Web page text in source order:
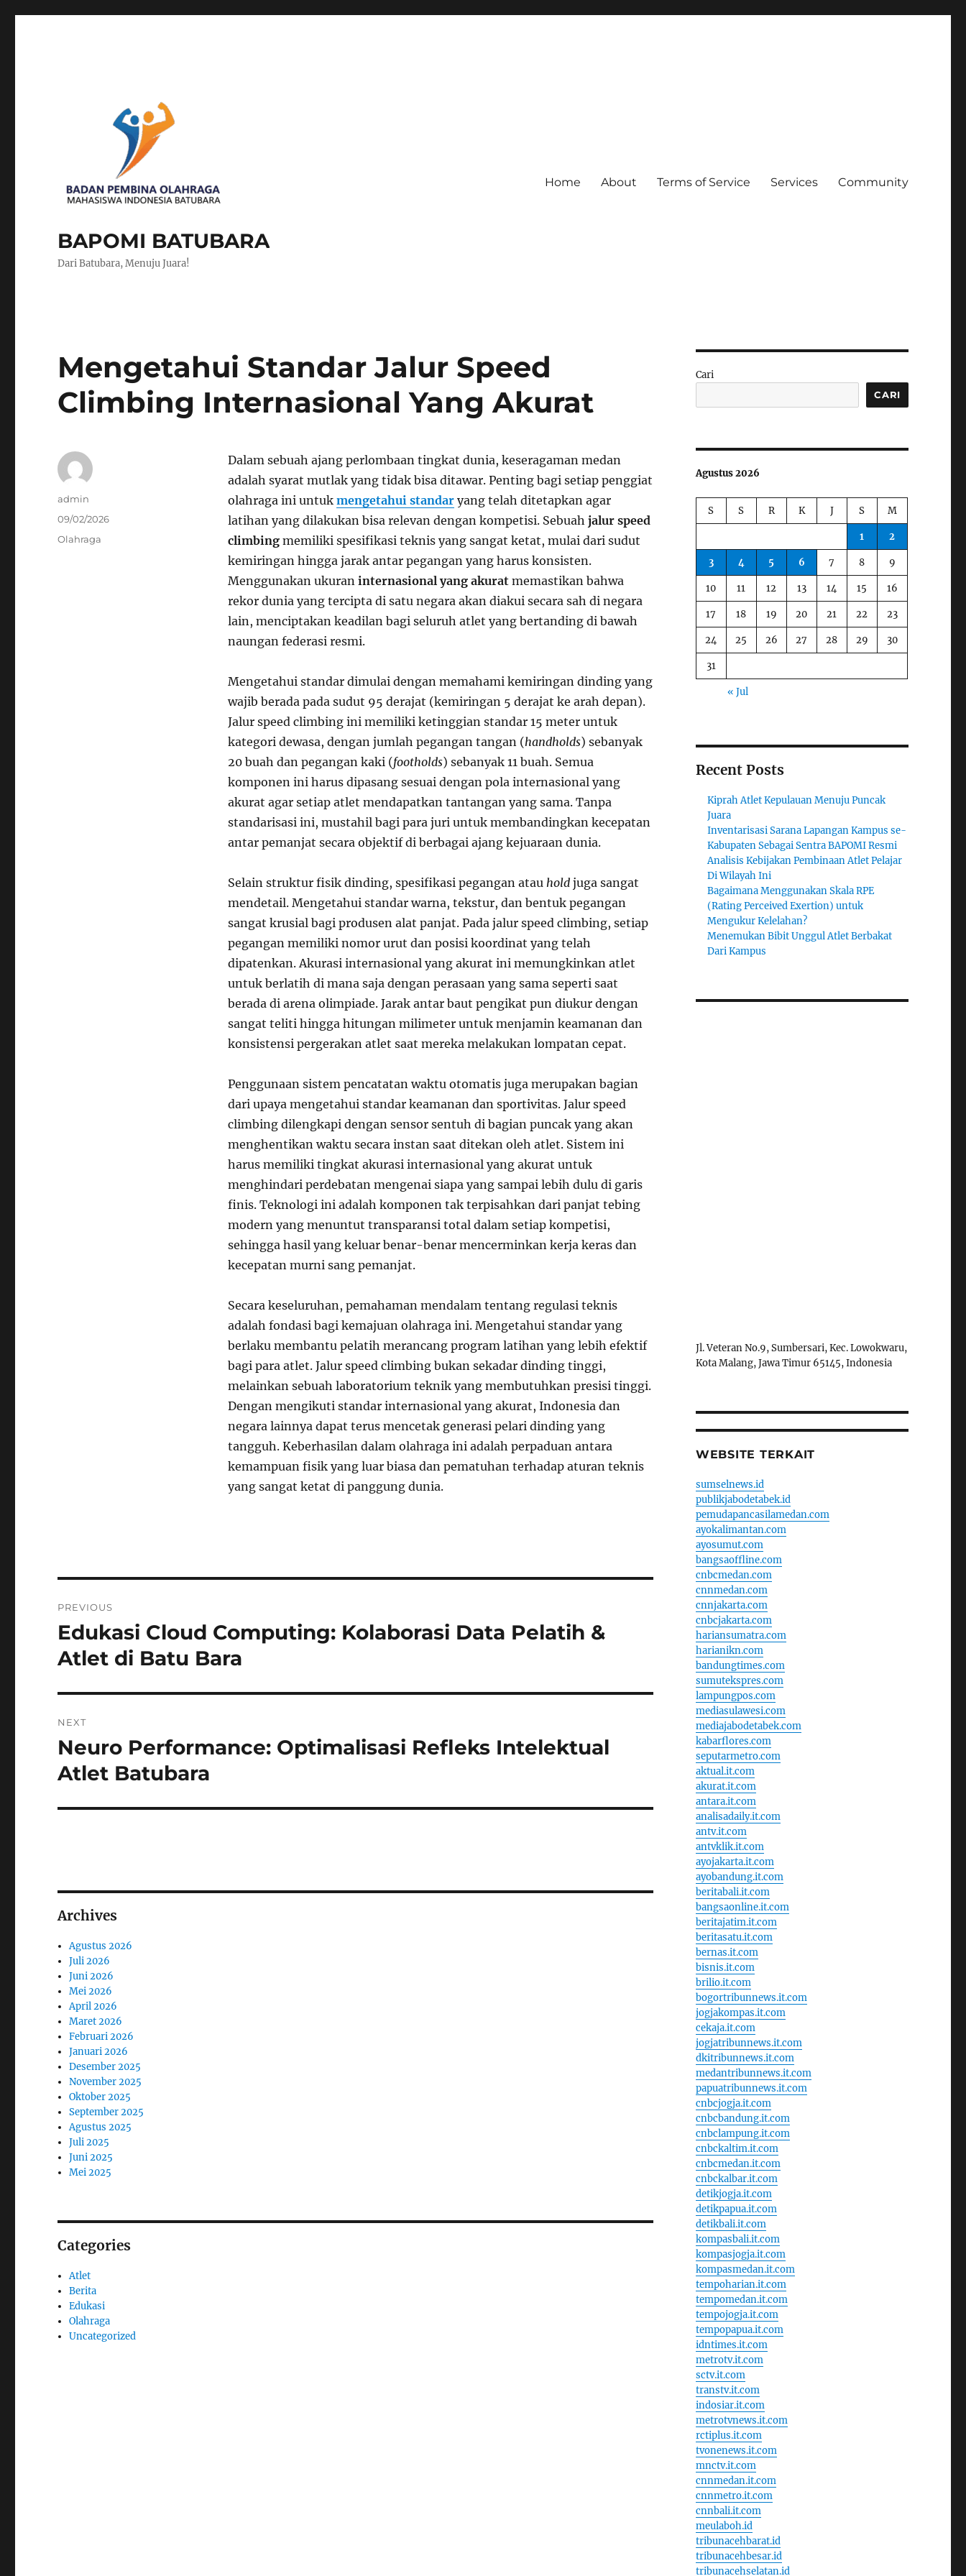
BAPOMI BATUBARA
Dari Batubara, Menuju Juara!
Home About Terms of Service Services Community
Mengetahui Standar Jalur Speed
Climbing Internasional Yang Akurat
Dalam sebuah ajang perlombaan tingkat dunia, keseragaman medan
adalah syarat mutlak yang tidak bisa ditawar. Penting bagi setiap penggiat
olahraga ini untuk mengetahui standaryang telah ditetapkan agar
latihan yang dilakukan bisa relevan dengan kompetisi. Sebuah jalur speed
climbingmemiliki spesifikasi teknis yang sangat ketat, mulai dari sudut
kemiringan hingga jarak antar pegangan yang harus konsisten.
Menggunakan ukuran internasional yang akuratmemastikan bahwa
rekor dunia yang tercipta di satu negara akan diakui secara sah di negara
lain, menciptakan keadilan bagi seluruh atlet yang bertanding di bawah
naungan federasi resmi.
Mengetahui standar dimulai dengan memahami kemiringan dinding yang
wajib berada pada sudut 95 derajat (kemiringan 5 derajat ke arah depan).
Jalur speed climbing ini memiliki ketinggian standar 15 meter untuk
kategori dewasa, dengan jumlah pegangan tangan (handholds) sebanyak
20 buah dan pegangan kaki (footholds) sebanyak 11 buah. Semua
komponen ini harus dipasang sesuai dengan pola internasional yang
akurat agar setiap atlet mendapatkan tantangan yang sama. Tanpa
standarisasi ini, mustahil bagi para juri untuk membandingkan kecepatan
antar pemanjat secara objektif di berbagai ajang kejuaraan dunia.
Selain struktur fisik dinding, spesifikasi pegangan atau holdjuga sangat
mendetail. Mengetahui standar warna, tekstur, dan bentuk pegangan
sangat krusial bagi produsen alat panjat. Pada jalur speed climbing, setiap
pegangan memiliki nomor urut dan posisi koordinat yang telah
dipatenkan. Akurasi internasional yang akurat ini memungkinkan atlet
untuk berlatih di mana saja dengan perasaan yang sama seperti saat
berada di arena olimpiade. Jarak antar baut pengikat pun diukur dengan
sangat teliti hingga hitungan milimeter untuk menjamin keamanan dan
konsistensi pergerakan atlet saat mereka melakukan lompatan cepat.
Penggunaan sistem pencatatan waktu otomatis juga merupakan bagian
dari upaya mengetahui standar keamanan dan sportivitas. Jalur speed
climbing dilengkapi dengan sensor sentuh di bagian puncak yang akan
menghentikan waktu secara instan saat ditekan oleh atlet. Sistem ini
harus memiliki tingkat akurasi internasional yang akurat untuk
menghindari perdebatan mengenai siapa yang sampai lebih dulu di garis
finis. Teknologi ini adalah komponen tak terpisahkan dari panjat tebing
modern yang menuntut transparansi total dalam setiap kompetisi,
sehingga hasil yang keluar benar-benar mencerminkan kerja keras dan
kecepatan murni sang pemanjat.
Secara keseluruhan, pemahaman mendalam tentang regulasi teknis
adalah fondasi bagi kemajuan olahraga ini. Mengetahui standar yang
berlaku membantu pelatih merancang program latihan yang lebih efektif
bagi para atlet. Jalur speed climbing bukan sekadar dinding tinggi,
melainkan sebuah laboratorium teknik yang membutuhkan presisi tinggi.
Dengan mengikuti standar internasional yang akurat, Indonesia dan
negara lainnya dapat terus mencetak generasi pelari dinding yang
tangguh. Keberhasilan dalam olahraga ini adalah perpaduan antara
kemampuan fisik yang luar biasa dan pematuhan terhadap aturan teknis
yang sangat ketat di panggung dunia.
Author
admin
Posted
on
09/02/2026
Categories
Olahraga
pos
PREVIOUS
Previous
post:
Edukasi Cloud Computing: Kolaborasi Data Pelatih &
Atlet di Batu Bara
NEXT
Next
post:
Neuro Performance: Optimalisasi Refleks Intelektual
Atlet Batubara
Archives
Agustus 2026
Juli 2026
Juni 2026
Mei 2026
April 2026
Maret 2026
Februari 2026
Januari 2026
Desember 2025
November 2025
Oktober 2025
September 2025
Agustus 2025
Juli 2025
Juni 2025
Mei 2025
Categories
Atlet
Berita
Edukasi
Olahraga
Uncategorized
Cari
CARI
Agustus 2026
S S R K J S M
1 2
3 4 5 6 7 8 9
10 11 12 13 14 15 16
17 18 19 20 21 22 23
24 25 26 27 28 29 30
31
« Jul
Recent Posts
Kiprah Atlet Kepulauan Menuju Puncak
Juara
Inventarisasi Sarana Lapangan Kampus se-
Kabupaten Sebagai Sentra BAPOMI Resmi
Analisis Kebijakan Pembinaan Atlet Pelajar
Di Wilayah Ini
Bagaimana Menggunakan Skala RPE
(Rating Perceived Exertion) untuk
Mengukur Kelelahan?
Menemukan Bibit Unggul Atlet Berbakat
Dari Kampus
Jl. Veteran No.9, Sumbersari, Kec. Lowokwaru,
Kota Malang, Jawa Timur 65145, Indonesia
WEBSITE TERKAIT
sumselnews.id
publikjabodetabek.id
pemudapancasilamedan.com
ayokalimantan.com
ayosumut.com
bangsaoffline.com
cnbcmedan.com
cnnmedan.com
cnnjakarta.com
cnbcjakarta.com
hariansumatra.com
harianikn.com
bandungtimes.com
sumutekspres.com
lampungpos.com
mediasulawesi.com
mediajabodetabek.com
kabarflores.com
seputarmetro.com
aktual.it.com
akurat.it.com
antara.it.com
analisadaily.it.com
antv.it.com
antvklik.it.com
ayojakarta.it.com
ayobandung.it.com
beritabali.it.com
bangsaonline.it.com
beritajatim.it.com
beritasatu.it.com
bernas.it.com
bisnis.it.com
brilio.it.com
bogortribunnews.it.com
jogjakompas.it.com
cekaja.it.com
jogjatribunnews.it.com
dkitribunnews.it.com
medantribunnews.it.com
papuatribunnews.it.com
cnbcjogja.it.com
cnbcbandung.it.com
cnbclampung.it.com
cnbckaltim.it.com
cnbcmedan.it.com
cnbckalbar.it.com
detikjogja.it.com
detikpapua.it.com
detikbali.it.com
kompasbali.it.com
kompasjogja.it.com
kompasmedan.it.com
tempoharian.it.com
tempomedan.it.com
tempojogja.it.com
tempopapua.it.com
idntimes.it.com
metrotv.it.com
sctv.it.com
transtv.it.com
indosiar.it.com
metrotvnews.it.com
rctiplus.it.com
tvonenews.it.com
mnctv.it.com
cnnmedan.it.com
cnnmetro.it.com
cnnbali.it.com
meulaboh.id
tribunacehbarat.id
tribunacehbesar.id
tribunacehselatan.id